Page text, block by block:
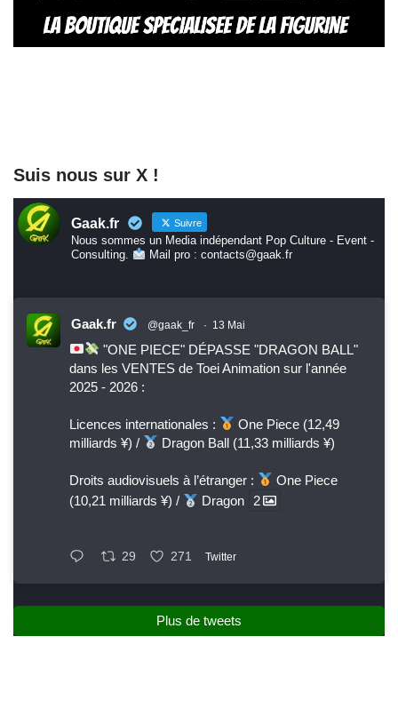
Suis nous sur X !
Gaak.fr Suivre
Nous sommes un Media indépendant Pop Culture - Event -
Consulting.
Mail pro : contacts@gaak.fr
Gaak.fr @gaak_fr · 13 Mai
"ONE PIECE" DÉPASSE "DRAGON BALL"
dans les VENTES de Toei Animation sur l'année
2025 - 2026 :
Licences internationales :
One Piece (12,49
milliards ¥) /
Dragon Ball (11,33 milliards ¥)
Droits audiovisuels à l’étranger :
One Piece
(10,21 milliards ¥) /
Dragon 2
29 271 Twitter
Plus de tweets